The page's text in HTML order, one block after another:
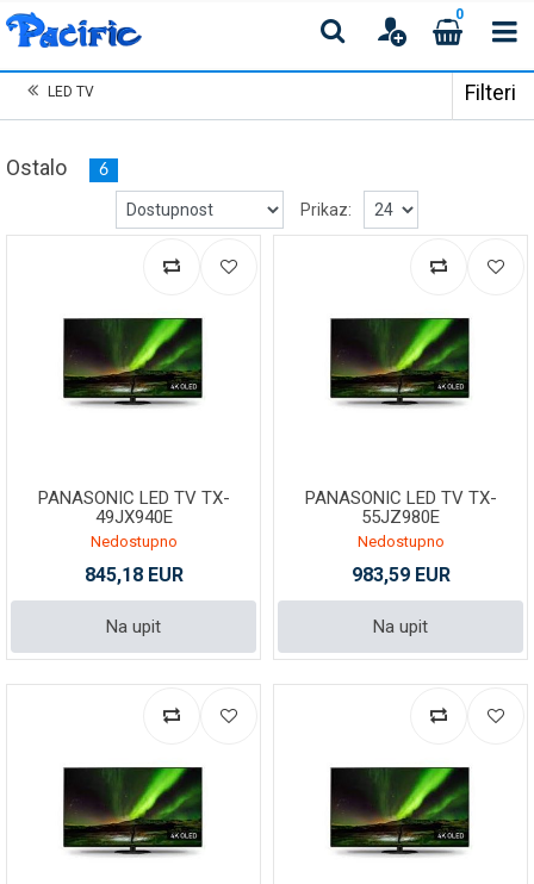
0
LED TV Filteri
Ostalo 6
Prikaz:
PANASONIC LED TV TX-
49JX940E
Nedostupno
845,18 EUR
Na upit
PANASONIC LED TV TX-
55JZ980E
Nedostupno
983,59 EUR
Na upit